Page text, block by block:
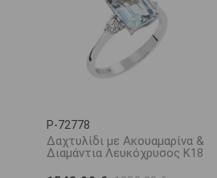
P-72778
Δαχτυλίδι με Ακουαμαρίνα &
Διαμάντια Λευκόχρυσος Κ18